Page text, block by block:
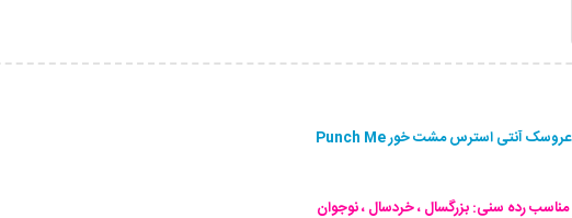
عروسک آنتی استرس مشت خور Punch Me
مناسب رده سنی: بزرگسال ، خردسال ، نوجوان